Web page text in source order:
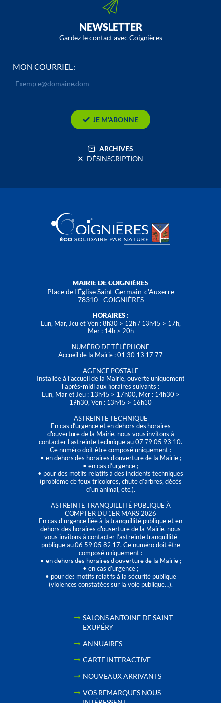
NEWSLETTER
Gardez le contact avec Coignières
MON COURRIEL :
JE M’ABONNE
ARCHIVES
DÉSINSCRIPTION
MAIRIE DE COIGNIÈRES
Place de l'Église Saint-Germain-d'Auxerre
78310 - COIGNIÈRES
HORAIRES :
Lun, Mar, Jeu et Ven : 8h30 > 12h / 13h45 > 17h,
Mer : 14h > 20h
NUMÉRO DE TÉLÉPHONE
Accueil de la Mairie : 01 30 13 17 77
AGENCE POSTALE
Installée à l’accueil de la Mairie, ouverte uniquement
l'après-midi aux horaires suivants :
Lun, Mar et Jeu : 13h45 > 17h00, Mer : 14h30 >
19h30, Ven : 13h45 > 16h30
ASTREINTE TECHNIQUE
En cas d’urgence et en dehors des horaires
d'ouverture de la Mairie, nous vous invitons à
contacter l’astreinte technique au 07 79 05 93 10.
Ce numéro doit être composé uniquement :
• en dehors des horaires d’ouverture de la Mairie ;
• en cas d’urgence ;
• pour des motifs relatifs à des incidents techniques
(problème de feux tricolores, chute d’arbres, décès
d’un animal, etc.).
ASTREINTE TRANQUILLITÉ PUBLIQUE À
COMPTER DU 1ER MARS 2026
En cas d’urgence liée à la tranquillité publique et en
dehors des horaires d'ouverture de la Mairie, nous
vous invitons à contacter l’astreinte tranquillité
publique au 06 59 05 82 17. Ce numéro doit être
composé uniquement :
• en dehors des horaires d’ouverture de la Mairie ;
• en cas d’urgence ;
• pour des motifs relatifs à la sécurité publique
(violences constatées sur la voie publique…).
SALONS ANTOINE DE SAINT-
EXUPÉRY
ANNUAIRES
CARTE INTERACTIVE
NOUVEAUX ARRIVANTS
VOS REMARQUES NOUS